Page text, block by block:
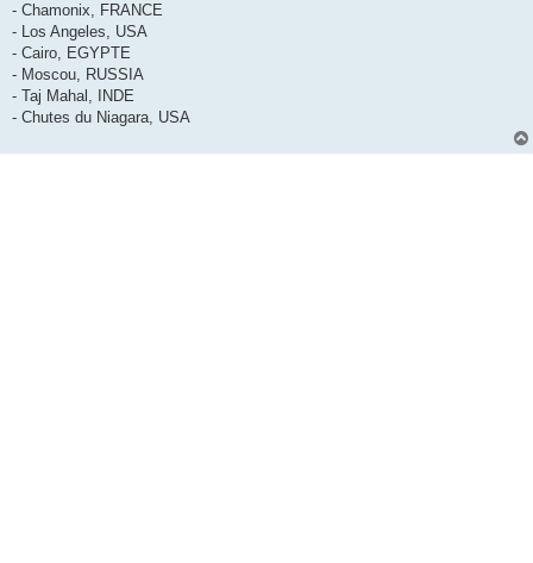
- Chamonix, FRANCE
- Los Angeles, USA
- Cairo, EGYPTE
- Moscou, RUSSIA
- Taj Mahal, INDE
- Chutes du Niagara, USA